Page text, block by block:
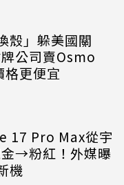
殼」躲美國關
公司賣Osmo
更便宜
17 Pro Max從宇
→粉紅！外媒曝
機